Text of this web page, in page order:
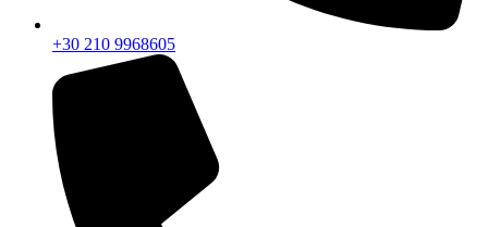
+30 210 9968605